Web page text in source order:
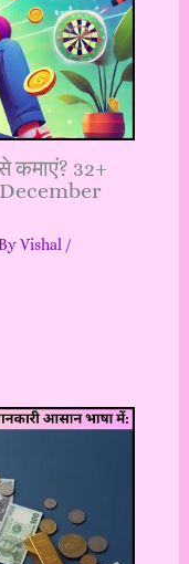
कमाएं? 32+
December
Vishal /